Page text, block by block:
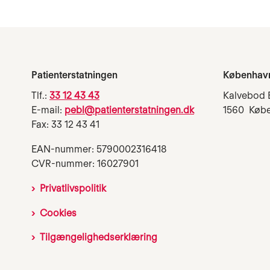
Patienterstatningen
Tlf.: 33 12 43 43
E-mail: pebl@patienterstatningen.dk
Fax: 33 12 43 41
EAN-nummer: 5790002316418
CVR-nummer: 16027901
Privatlivspolitik
Cookies
Tilgængelighedserklæring
Kalvebod
1560